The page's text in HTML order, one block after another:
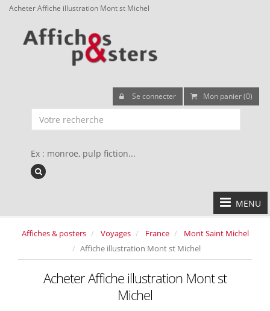
Acheter Affiche illustration Mont st Michel
Se connecter Mon panier (0)
Ex : monroe, pulp fiction...
MENU
Affiches & posters Voyages France
Mont Saint Michel
Affiche illustration Mont st Michel
Acheter Affiche illustration Mont st
Michel